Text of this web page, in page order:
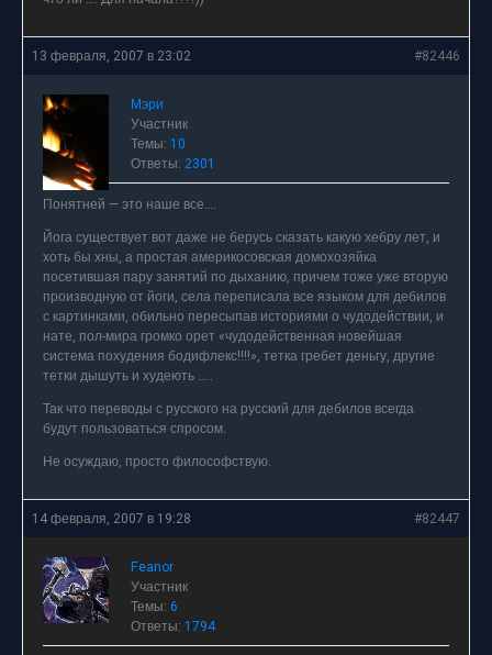
13 февраля, 2007 в 23:02 #82446
Мэри
Участник
Темы: 10
Ответы: 2301
Понятней — это наше все….
Йога существует вот даже не берусь сказать какую хебру лет, и
хоть бы хны, а простая америкосовская домохозяйка
посетившая пару занятий по дыханию, причем тоже уже вторую
производную от йоги, села переписала все языком для дебилов
с картинками, обильно пересыпав историями о чудодействии, и
нате, пол-мира громко орет «чудодейственная новейшая
система похудения бодифлекс!!!!», тетка гребет деньгу, другие
тетки дышуть и худеють …..
Так что переводы с русского на русский для дебилов всегда
будут пользоваться спросом.
Не осуждаю, просто философствую.
14 февраля, 2007 в 19:28 #82447
Feanor
Участник
Темы: 6
Ответы: 1794